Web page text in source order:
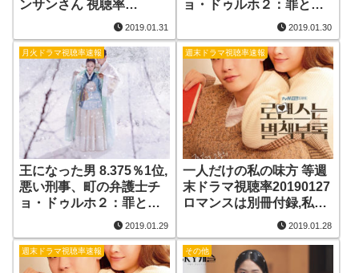
ンサンさん 視聴率
2019.01.31
ョ・ドゥルホ２：罪と
罰、ポクスが帰ってき
た、まず熱く掃除せよ 視
聴率20190129
2019.01.30
月火ドラマ視聴率速報
王になった男 8.375％1位,
悪い刑事、町の弁護士チ
ョ・ドゥルホ２：罪と
罰、ポクスが帰ってき
た、まず熱く掃除せよ 視
聴率20190128
2019.01.29
週末ドラマ視聴率速報
一人だけの私の味方 等週
末ドラマ視聴率20190127
ロマンスは別冊付録,私の
愛の治癒期,運命と怒り,
神との約束, SKY キャッ
スル
2019.01.28
週末ドラマ視聴率速報 その他